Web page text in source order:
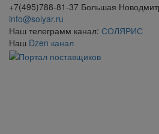
+7(495)788-81-37 Большая
info@solyar.ru
Наш телеграмм канал: СОЛЯРИС
Наш Dzen канал